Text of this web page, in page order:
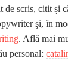
de scris, citit și
şi, în
. Află mai
personal: